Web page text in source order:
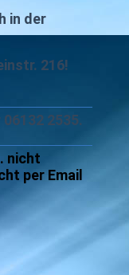
in der
216!
2535.
nicht
per Email